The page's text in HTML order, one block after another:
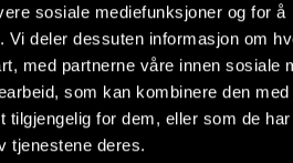
sosiale mediefunksjoner og for å
Vi deler dessuten informasjon om
med partnerne våre innen sosiale
som kan kombinere den med
tilgjengelig for dem, eller som de
tjenestene deres.
. Det kan være dugg mellom
vanskelig å åpne eller lukke,
,